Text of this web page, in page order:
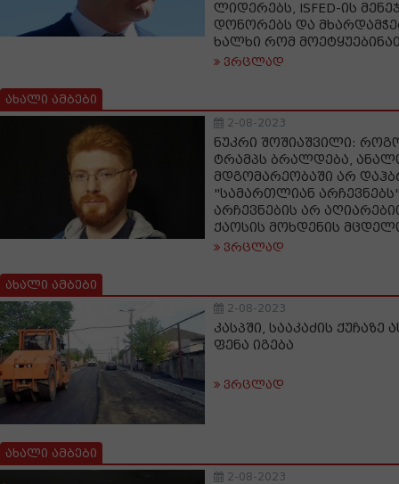
ლიდერებს, ISFED-ის
დონორებს და
ხალხი რომ
ვრცლად
ახალი ამბები
2-08-2023
ნუკრი შოშიაშვილი:
ტრამპს ბრალდება,
მდგომარეობაში არ
"სამართლიან
არჩევნების არ
ქაოსის მოხდენის
ვრცლად
ახალი ამბები
2-08-2023
კასპში, სააკაძის
ფენა იგება
ვრცლად
ახალი ამბები
2-08-2023